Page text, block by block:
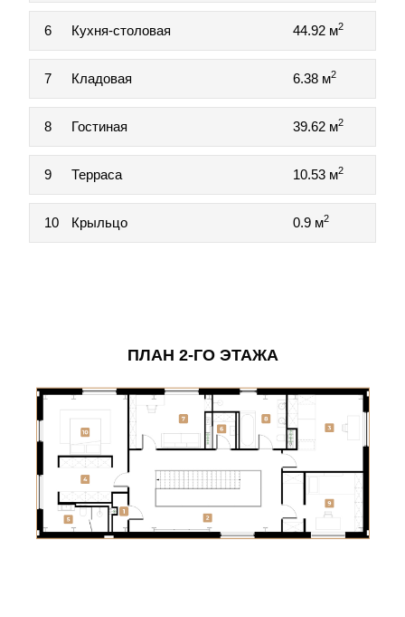
6 Кухня-столовая 44.92 м2
7 Кладовая 6.38 м2
8 Гостиная 39.62 м2
9 Терраса 10.53 м2
10 Крыльцо 0.9 м2
ПЛАН 2-ГО ЭТАЖА